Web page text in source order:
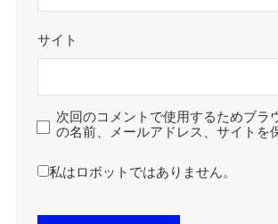
サイト
次回のコメントで使用するためブラ
の名前、メールアドレス、サイトを
私はロボットではありません。